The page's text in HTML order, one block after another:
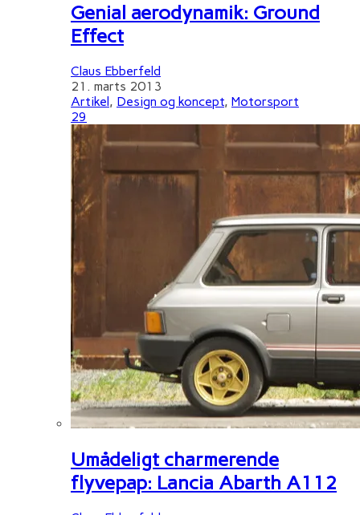
Genial aerodynamik: Ground
Effect
Claus Ebberfeld
21. marts 2013
Artikel, Design og koncept, Motorsport
29
Umådeligt charmerende
flyvepap: Lancia Abarth A112